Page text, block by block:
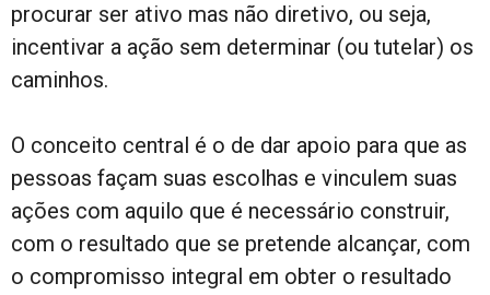
procurar ser ativo mas não diretivo, ou seja,
incentivar a ação sem determinar (ou tutelar) os
caminhos.
O conceito central é o de dar apoio para que as
pessoas façam suas escolhas e vinculem suas
ações com aquilo que é necessário construir,
com o resultado que se pretende alcançar, com
o compromisso integral em obter o resultado